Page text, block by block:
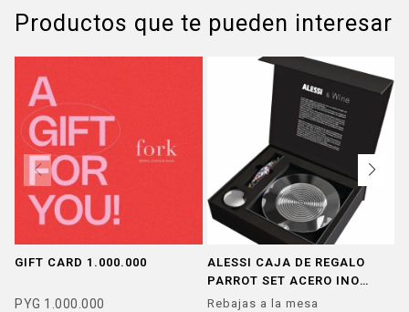
Productos que te pueden interesar
GIFT CARD 1.000.000
PYG 1.000.000
ALESSI CAJA DE REGALO
PARROT SET ACERO INOX
18/10
Rebajas a la mesa